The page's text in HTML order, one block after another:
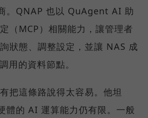
。QNAP 也以 QuAgent AI 助
（MCP）相關能力，讓管理者
狀態、調整設定，並讓 NAS 成
的資料節點。
把這條路說得太容易。他坦
體的 AI 運算能力仍有限。一般